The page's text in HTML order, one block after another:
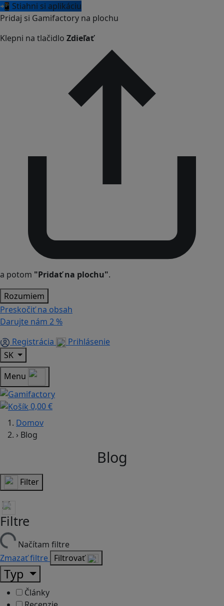
📲 Stiahni si aplikáciu
Pridaj si Gamifactory na plochu
Klepni na tlačidlo Zdieľať
a potom "Pridať na plochu".
Rozumiem
Preskočiť na obsah
Darujte nám 2 %
Registrácia
Prihlásenie
SK
Menu
0,00 €
Domov
› Blog
Blog
Filter
Filtre
Načítam filtre
Zmazať filtre Filtrovať
Typ
Články